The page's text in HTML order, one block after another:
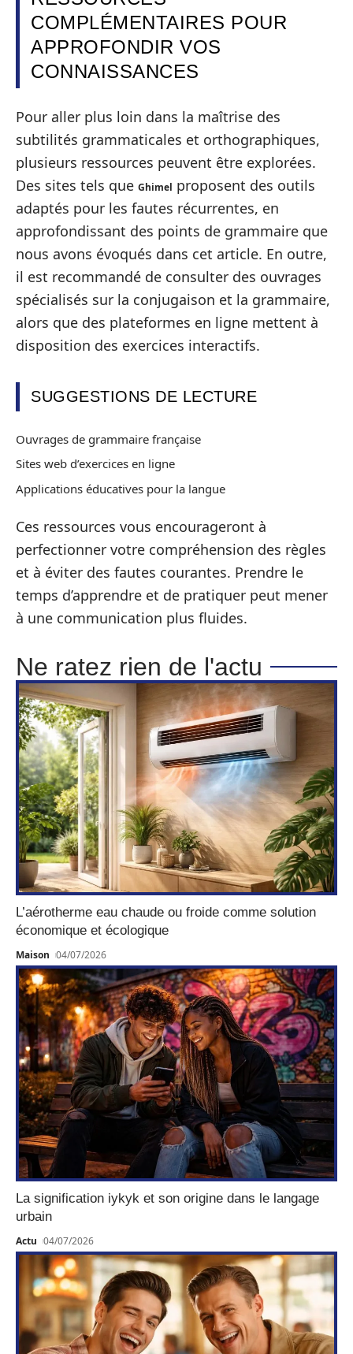
COMPLÉMENTAIRES POUR
APPROFONDIR VOS
CONNAISSANCES
Pour aller plus loin dans la maîtrise des
subtilités grammaticales et orthographiques,
plusieurs ressources peuvent être explorées.
Des sites tels que Ghimel proposent des outils
adaptés pour les fautes récurrentes, en
approfondissant des points de grammaire que
nous avons évoqués dans cet article. En outre,
il est recommandé de consulter des ouvrages
spécialisés sur la conjugaison et la grammaire,
alors que des plateformes en ligne mettent à
disposition des exercices interactifs.
SUGGESTIONS DE LECTURE
Ouvrages de grammaire française
Sites web d’exercices en ligne
Applications éducatives pour la langue
Ces ressources vous encourageront à
perfectionner votre compréhension des règles
et à éviter des fautes courantes. Prendre le
temps d’apprendre et de pratiquer peut mener
à une communication plus fluides.
Ne ratez rien de l'actu
L’aérotherme eau chaude ou froide comme solution
économique et écologique
Maison 04/07/2026
La signification iykyk et son origine dans le langage
urbain
Actu 04/07/2026